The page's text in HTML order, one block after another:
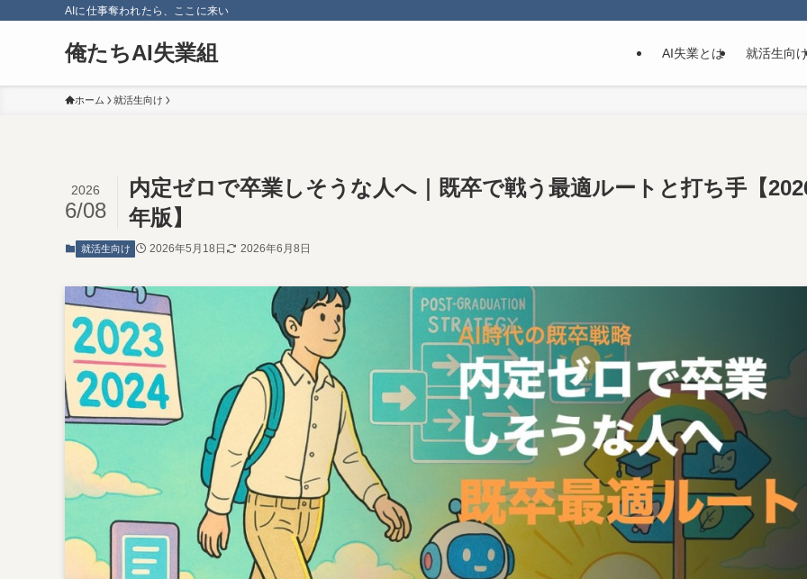
AIに仕事奪われたら、ここに来い
俺たちAI失業組 AI失業とは 就活生向
ホーム 就活生向け
内定ゼロで卒業しそうな人へ｜既卒で戦う最適ルートと打ち手【
年版】
2026
6/08
就活生向け 2026年5月18日 2026年6月8日